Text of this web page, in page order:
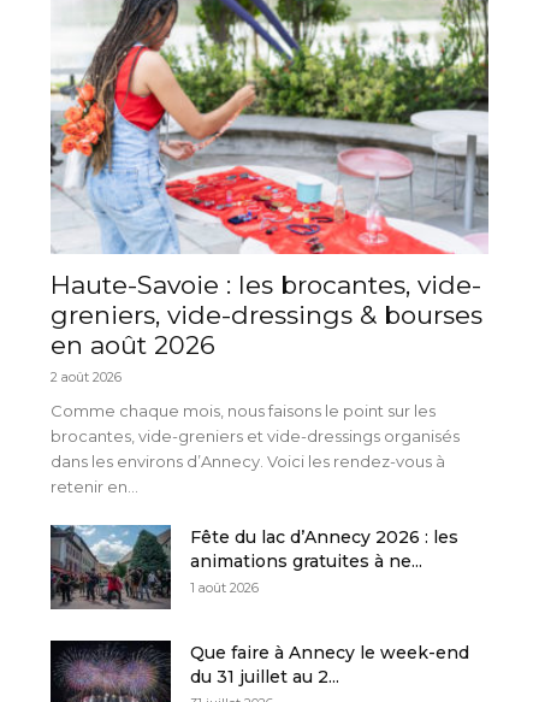
Haute-Savoie : les brocantes, vide-
greniers, vide-dressings & bourses
en août 2026
2 août 2026
Comme chaque mois, nous faisons le point sur les
brocantes, vide-greniers et vide-dressings organisés
dans les environs d’Annecy. Voici les rendez-vous à
retenir en...
Fête du lac d’Annecy 2026 : les
animations gratuites à ne...
1 août 2026
Que faire à Annecy le week-end
du 31 juillet au 2...